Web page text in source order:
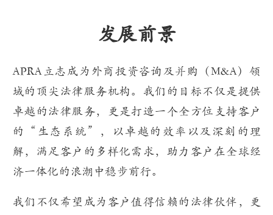
发展前景
APRA立志成为外商投资咨询及并购（M&A）领
域的顶尖法律服务机构。我们的目标不仅是提供
卓越的法律服务，更是打造一个全方位支持客户
的“生态系统”，以卓越的效率以及深刻的理
解，满足客户的多样化需求，助力客户在全球经
济一体化的浪潮中稳步前行。
我们不仅希望成为客户值得信赖的法律伙伴，更